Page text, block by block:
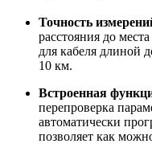
Точность
расстояния до
для кабеля длиной
10 км.
Встроенная
перепроверка
автоматически
позволяет как